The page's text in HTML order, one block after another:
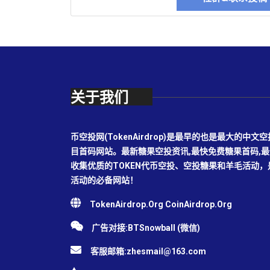
关于我们
币空投网(TokenAirdrop)是最早的也是最大的中文
目首码网站。最新糖果空投资讯,最快免费糖果首码,
收集优质的TOKEN代币空投、空投糖果和羊毛活动
活动的必备网站！
TokenAirdrop.Org CoinAirdrop.Org
广告对接:BTSnowball (微信)
客服邮箱:zhesmail@163.com